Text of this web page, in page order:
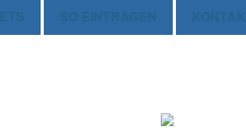
SO EINTRAGEN KONTAKT